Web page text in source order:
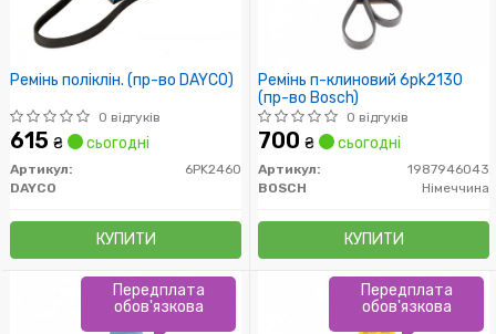
Ремінь поліклін. (пр-во DAYCO)
0 відгуків
615 ₴ сьогодні
Артикул:
6PK2460
DAYCO
КУПИТИ
Ремінь п-клиновий 6pk2130
(пр-во Bosch)
0 відгуків
700 ₴ сьогодні
Артикул:
1987946043
BOSCH
Німеччина
КУПИТИ
Передплата
обов'язкова
Передплата
обов'язкова